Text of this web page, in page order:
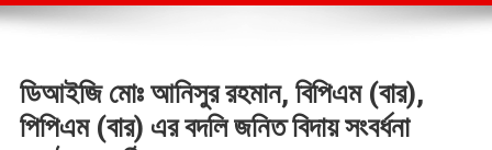
ডিআইজি মোঃ আনিসুর রহমান, বিপিএম (বার),
পিপিএম (বার) এর বদলি জনিত বিদায় সংবর্ধনা